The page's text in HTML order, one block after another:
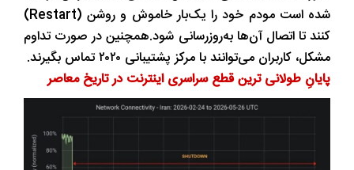
شده است مودم خود را یک‌بار خاموش و روشن (Restart)
کنند تا اتصال آن‌ها به‌روزرسانی شود.همچنین در صورت تداوم
مشکل، کاربران می‌توانند با مرکز پشتیبانی ۲۰۲۰ تماس بگیرند.
پایانِ طولانی ترین قطع سراسری اینترنت در تاریخ معاصر